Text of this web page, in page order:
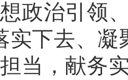
政治引领
实下去、凝
当 ， 献务